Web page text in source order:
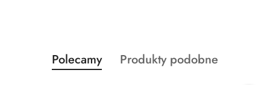
Pomiń karuzelę produktów
Produkty
o
Polecamy
Produkty
Produkty podobne